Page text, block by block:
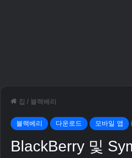
집 / 블랙베리
블랙베리 다운로드 모바일 앱
BlackBerry 및